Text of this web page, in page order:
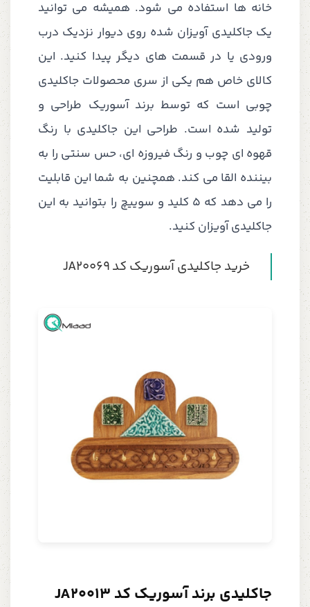
خانه ها استفاده می شود. همیشه می توانید
یک جاکلیدی آویزان شده روی دیوار نزدیک درب
ورودی یا در قسمت های دیگر پیدا کنید. این
کالای خاص هم یکی از سری محصولات جاکلیدی
چوبی است که توسط برند آسوریک طراحی و
تولید شده است. طراحی این جاکلیدی با رنگ
قهوه ای چوب و رنگ فیروزه ای، حس سنتی را به
بیننده القا می کند. همچنین به شما این قابلیت
را می دهد که 5 کلید و سوییچ را بتوانید به این
جاکلیدی آویزان کنید.
خرید جاکلیدی آسوریک کد JA20069
جاکلیدی برند آسوریک کد JA20013